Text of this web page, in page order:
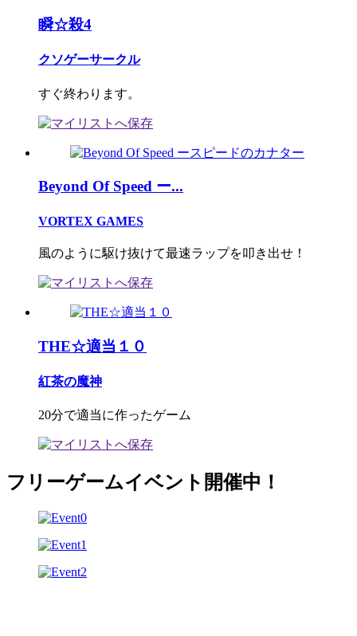
瞬☆殺4
クソゲーサークル
すぐ終わります。
Beyond Of Speed ー...
VORTEX GAMES
風のように駆け抜けて最速ラップを叩き出せ！
THE☆適当１０
紅茶の魔神
20分で適当に作ったゲーム
フリーゲームイベント開催中！